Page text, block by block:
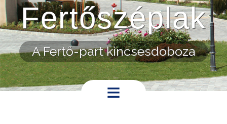
Fertőszéplak
A Fertő-part kincsesdoboza